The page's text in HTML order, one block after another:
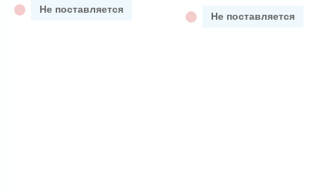
Не поставляется
Не поставляется